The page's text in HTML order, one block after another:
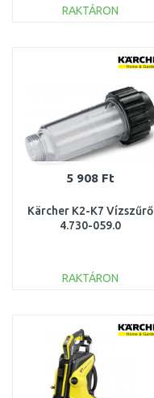
RAKTÁRON
Összehasonlítás
5 908 Ft
Kärcher K2-K7 Vízszűrő
4.730-059.0
RAKTÁRON
Összehasonlítás